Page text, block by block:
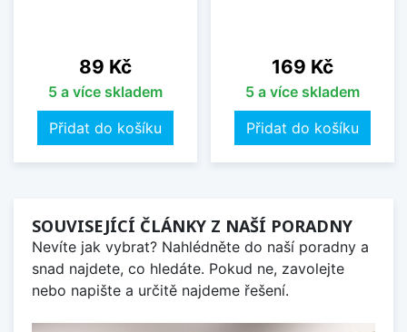
Cena
89 Kč
5 a více skladem
Přidat do košíku
Cena
169 Kč
5 a více skladem
Přidat do košíku
SOUVISEJÍCÍ ČLÁNKY Z NAŠÍ PORADNY
Nevíte jak vybrat? Nahlédněte do naší poradny a
snad najdete, co hledáte. Pokud ne, zavolejte
nebo napište a určitě najdeme řešení.